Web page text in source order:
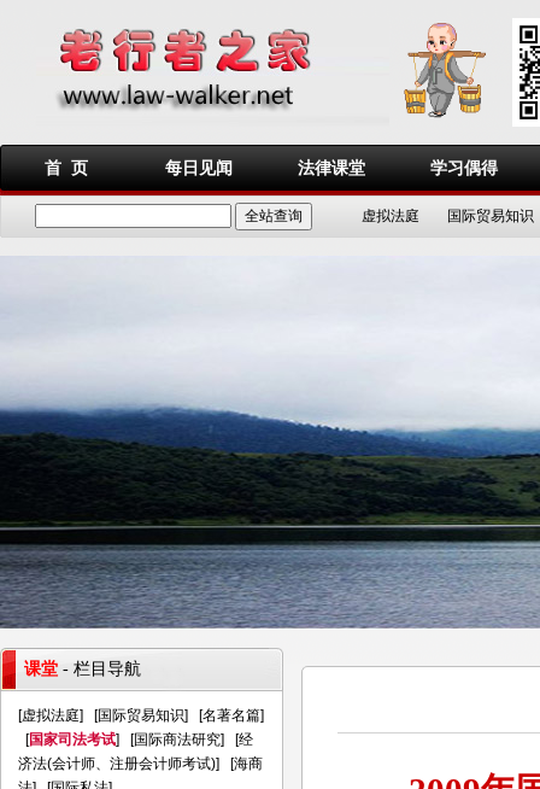
首 页 每日见闻 法律课堂 学习偶得
虚拟法庭 国际贸易知识
课堂 - 栏目导航
[虚拟法庭] [国际贸易知识] [名著名篇]
[国家司法考试] [国际商法研究] [经
济法(会计师、注册会计师考试)] [海商